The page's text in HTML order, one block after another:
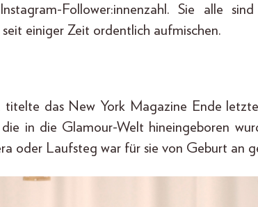
Follower:innenzahl. Sie alle
einiger Zeit ordentlich aufmischen.
titelte das New York Magazine Ende
in die Glamour-Welt hineingeboren
oder Laufsteg war für sie von Geburt an